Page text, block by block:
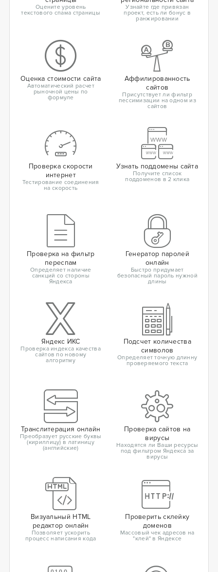
Оцените уровень
текстового спама страницы
Узнайте где привязан
проект, есть ли бонус в
ранжировании
Оценка стоимости сайта
Автоматический расчет
рыночной цены по
формуле
Аффилированность
сайтов
Присутствует ли фильтр
пессимизации на одном из
сайтов
Проверка скорости
интернет
Тестирование соединения
на скорость
Узнать поддомены сайта
Получите список
поддоменов в 2 клика
Проверка на фильтр
переспам
Определяет наличие
санкций со стороны
Яндекса
Генератор паролей
онлайн
Быстро придумает
безопасный пароль нужной
длины
Яндекс ИКС
Проверка индекса качества
сайтов по новому
алгоритму
Подсчет количества
символов
Определяет точную длинну
проверяемого текста
Транслитерация онлайн
Преобразует русские буквы
(кириллицу) в латиницу
(английские)
Проверка сайтов на
вирусы
Находятся ли Ваши ресурсы
под фильтром Яндекса за
вирусы
Визуальный HTML
редактор онлайн
Позволяет ускорить
процесс написания кода
Проверить склейку
доменов
Массовый чек адресов на
"клей" в Яндексе